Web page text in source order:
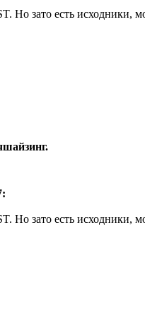
Но зато есть исходники,
Но зато есть исходники,